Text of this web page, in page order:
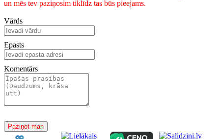
un mēs tev paziņosim tiklīdz tas būs pieejams.
Vārds
Epasts
Komentārs
Paziņot man